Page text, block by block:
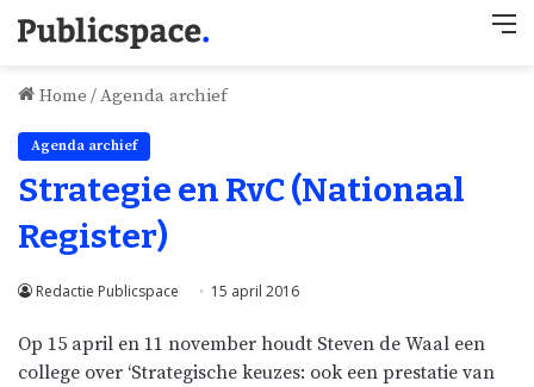
Home /Agenda archief
Agenda archief
Strategie en RvC (Nationaal
Register)
Redactie Publicspace 15 april 2016
Op 15 april en 11 november houdt Steven de Waal een
college over ‘Strategische keuzes: ook een prestatie van